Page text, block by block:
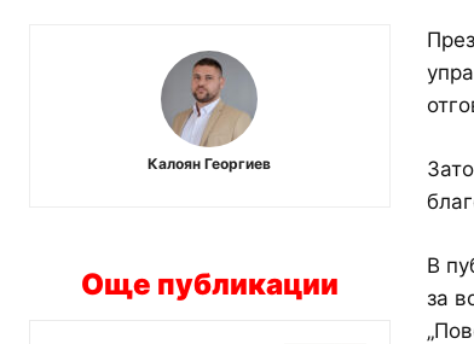
Калоян Георгиев
Още публикации
В
за